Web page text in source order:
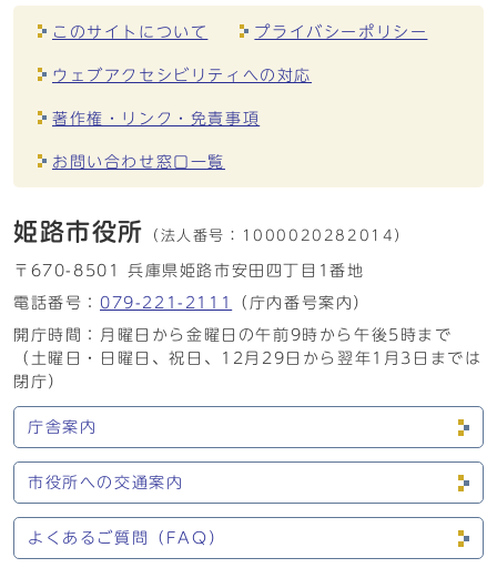
このサイトについて プライバシーポリシー
ウェブアクセシビリティへの対応
著作権・リンク・免責事項
お問い合わせ窓口一覧
姫路市役所 （法人番号： 1000020282014）
〒670-8501 兵庫県姫路市安田四丁目1番地
電話番号： 079-221-2111
（庁内番号案内）
開庁時間：月曜日から金曜日の午前9時から午後5時まで
（土曜日・日曜日、祝日、12月29日から翌年1月3日までは
閉庁）
庁舎案内
市役所への交通案内
よくあるご質問（FAQ）